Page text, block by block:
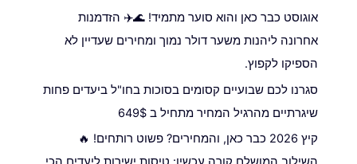
אוגוסט כבר כאן והוא סוער מתמיד! 🌊✈️ הזדמנות
אחרונה ליהנות משער דולר נמוך ומחירים שעדיין לא
הספיקו לקפוץ.
סגרנו לכם שבועיים קסומים בסוכות בחו"ל ביעדים פחות
שיגרתיים מהרגיל המחיר מתחיל ב 649$
קיץ 2026 כבר כאן, והמחירים? פשוט רותחים! 🔥